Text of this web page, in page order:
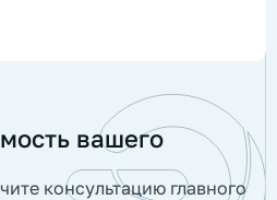
вашего
консультацию главного